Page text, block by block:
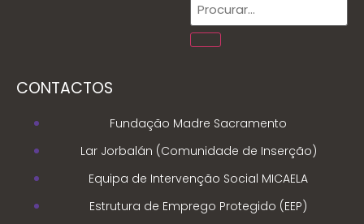
CONTACTOS
Fundação Madre Sacramento
Lar Jorbalán (Comunidade de Inserção)
Equipa de Intervenção Social MICAELA
Estrutura de Emprego Protegido (EEP)